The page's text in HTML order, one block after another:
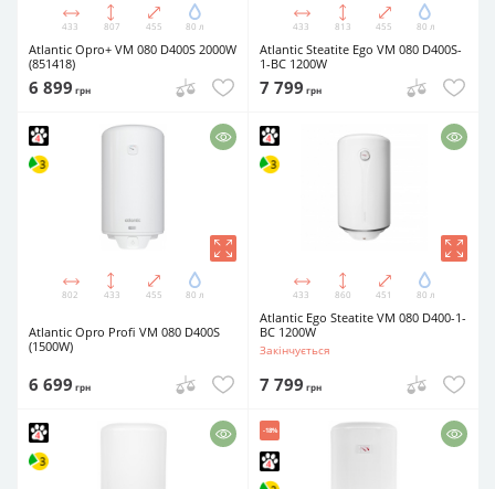
433 807 455 80 л
Atlantic Opro+ VM 080 D400S 2000W
(851418)
6 899 грн
433 813 455 80 л
Atlantic Steatite Ego VM 080 D400S-
1-BC 1200W
7 799 грн
802 433 455 80 л
Atlantic Opro Profi VM 080 D400S
(1500W)
6 699 грн
433 860 451 80 л
Atlantic Ego Steatite VM 080 D400-1-
BC 1200W
Закінчується
7 799 грн
-18%